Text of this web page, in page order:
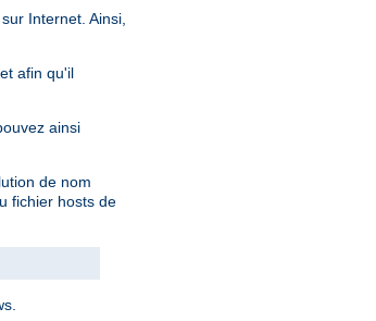
Internet. Ainsi,
afin qu'il
ainsi
de nom
fichier hosts de